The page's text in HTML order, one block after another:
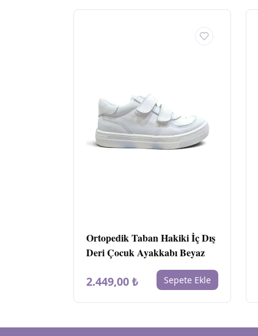
Ortopedik Taban Hakiki İç Dış
Deri Çocuk Ayakkabı Beyaz
2.449,00 ₺ Sepete Ekle